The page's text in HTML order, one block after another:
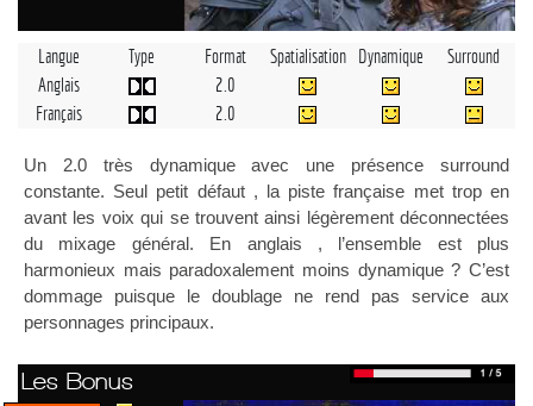
Langue Type Format Spatialisation Dynamique
Surround
Anglais
2.0
Français
2.0
Un 2.0 très dynamique avec une présence surround
constante. Seul petit défaut , la piste française met trop en
avant les voix qui se trouvent ainsi légèrement déconnectées
du mixage général. En anglais , l’ensemble est plus
harmonieux mais paradoxalement moins dynamique ? C’est
dommage puisque le doublage ne rend pas service aux
personnages principaux.
Les Bonus